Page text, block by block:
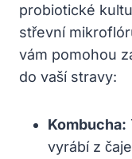
probiotické
střevní
vám pomohou
do vaší stravy:
Kombucha:
vyrábí z